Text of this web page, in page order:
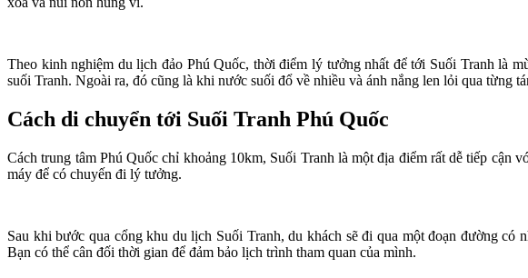
Theo kinh nghiệm du lịch đảo Phú Quốc, thời điểm lý tưởng nhất để tới Suối Tranh là
suối Tranh. Ngoài ra, đó cũng là khi nước suối đổ về nhiều và ánh nắng len lỏi qua từng
Cách di chuyển tới Suối Tranh Phú Quốc
Cách trung tâm Phú Quốc chỉ khoảng 10km, Suối Tranh là một địa điểm rất dễ tiếp
máy để có chuyến đi lý tưởng.
Sau khi bước qua cổng khu du lịch Suối Tranh, du khách sẽ đi qua một đoạn đường
Bạn có thể cân đối thời gian để đảm bảo lịch trình tham quan của mình.